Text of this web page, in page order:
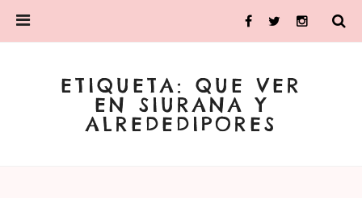
FacebookTwitter Instagram
ETIQUETA: QUE VER
EN SIURANA Y
ALREDEDIPORES